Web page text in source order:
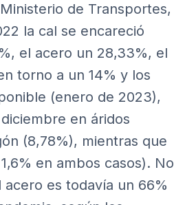
de Transportes,
la cal se encareció
el acero un 28,33%, el
torno a un 14% y los
(enero de 2023),
en áridos
(8,78%), mientras que
en ambos casos). No
es todavía un 66%